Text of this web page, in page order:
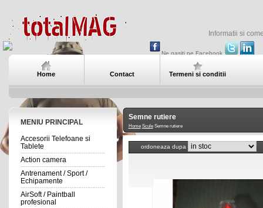
Informatii si
Ne gasiti pe Facebook
Home Contact Termeni si conditii
MENIU PRINCIPAL
Accesorii Telefoane si
Tablete
Action camera
Antrenament / Sport /
Echipamente
AirSoft / Paintball
profesional
Semne rutiere
Home SculeSemne rutiere
ordoneaza dupa